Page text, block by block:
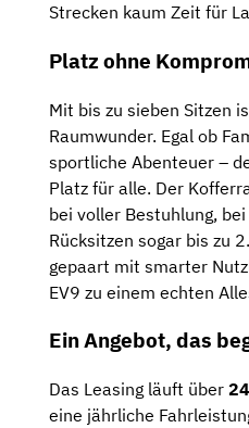
Strecken kaum Zeit für
Platz ohne
Mit bis zu sieben Sitzen
Raumwunder. Egal ob
sportliche Abenteuer –
Platz für alle. Der
bei voller Bestuhlung,
Rücksitzen sogar bis zu
gepaart mit smarter
EV9 zu einem echten
Ein Angebot, das
Das Leasing läuft über
eine jährliche